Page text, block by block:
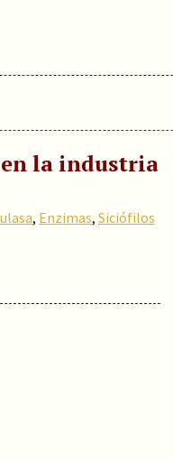
la industria
, Enzimas, Siciófilos